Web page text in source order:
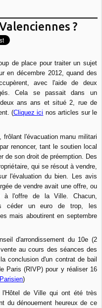
?
de place pour traiter un sujet
en décembre 2012, quand des
avec l'aide de deux
Cela se passait dans un
ans ans et situé 2, rue de
(Cliquez ici nos articles sur le
l'évacuation manu militari
renoncer, tant le soutien local
de son droit de préemption. Des
qui se résout à vendre,
l'évaluation du bien. Les avis
de vendre avait une offre, ou
à l'offre de la Ville. Chacun,
céder un euro de trop, les
mais aboutirent en septembre
d'arrondissement du 10e (2
au cours des séances des
conclusion d'un contrat de bail
Paris (RIVP) pour y réaliser 16
)
l'Hôtel de Ville qui ont été très
du dénouement heureux de ce